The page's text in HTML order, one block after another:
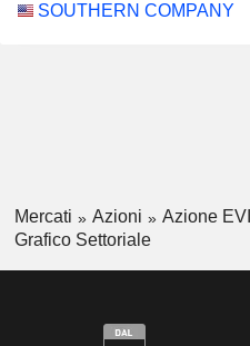
SOUTHERN COMPANY
Mercati Azioni Azione
Grafico Settoriale